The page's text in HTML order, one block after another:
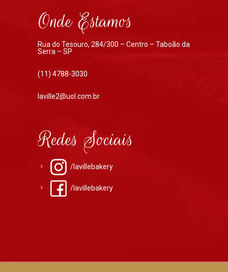
Onde Estamos
Rua do Tesouro, 284/300 – Centro – Taboão da
Serra – SP
(11) 4788-3030
laville2@uol.com.br
Redes Sociais
/lavillebakery
/lavillebakery